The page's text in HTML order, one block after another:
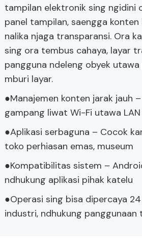
tampilan elektronik sing ngidini
panel tampilan, saengga
nalika njaga transparansi. Ora
sing ora tembus cahaya, layar
pangguna ndeleng obyek
mburi layar.
●Manajemen konten jarak jauh
gampang liwat Wi-Fi utawa LAN
●Aplikasi serbaguna – Cocok
toko perhiasan emas, museum
●Kompatibilitas sistem –
ndhukung aplikasi pihak katelu
●Operasi sing bisa dipercaya
industri, ndhukung